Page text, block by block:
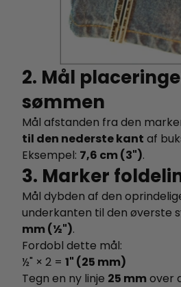
2. Mål
sømmen
Mål afstanden fra den
til den nederste kant af
Eksempel: 7,6 cm (3").
3. Marker
Mål dybden af den
underkanten til den øverste
mm (½").
Fordobl dette mål:
½" × 2 = 1" (25 mm)
Tegn en ny linje 25 mm over